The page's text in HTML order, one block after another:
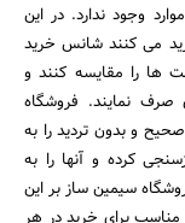
وجود ندارد. در این
می کنند شانس خرید
ها را مقایسه کنند و
صرف نمایند. فروشگاه
و بدون تردید را به
کرده و آنها را به
سیمین ساز بر این